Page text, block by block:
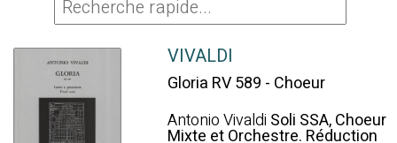
VIVALDI
Gloria RV 589 - Choeur
Antonio Vivaldi Soli SSA, Choeur
Mixte et Orchestre. Réduction